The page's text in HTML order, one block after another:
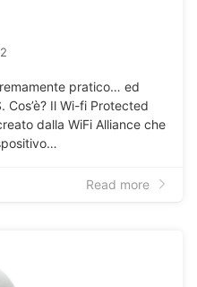
pratico… ed
Cos’è? Il Wi-fi Protected
dalla WiFi Alliance che
Read more